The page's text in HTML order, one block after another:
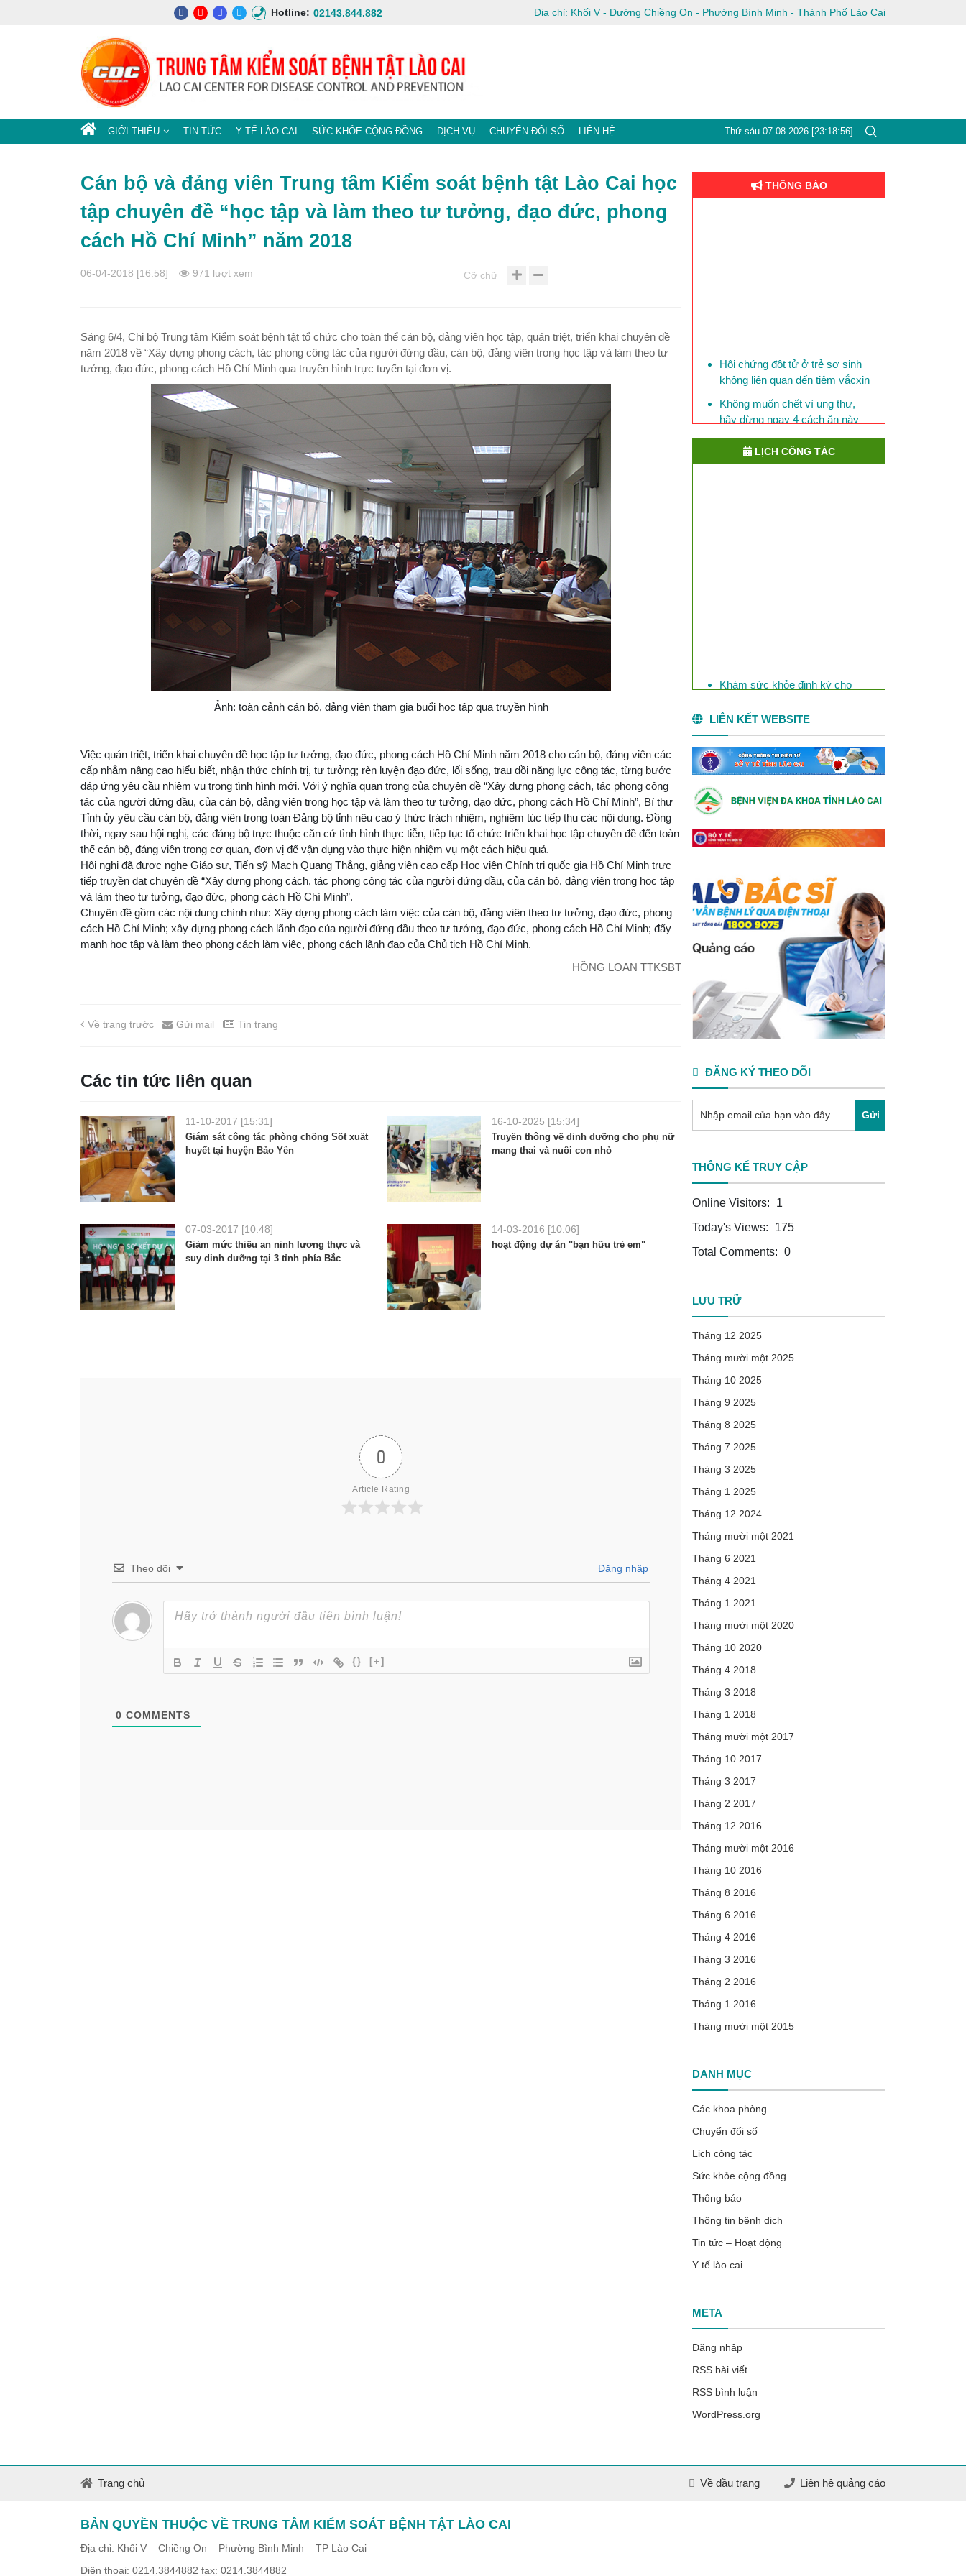
Hotline: 02143.844.882 Địa chỉ: Khối V - Đường Chiềng On - Phường Bình Minh - Thành Phố Lào Cai
GIỚI THIỆU TIN TỨC Y TẾ LÀO CAI SỨC KHỎE CỘNG ĐỒNG DỊCH VỤ CHUYỂN ĐỔI SỐ LIÊN HỆ Thứ sáu 07-08-2026 [23:18:57]
Cán bộ và đảng viên Trung tâm Kiểm soát bệnh tật Lào Cai học
tập chuyên đề “học tập và làm theo tư tưởng, đạo đức, phong
cách Hồ Chí Minh” năm 2018
06-04-2018 [16:58] 971 lượt xem Cỡ chữ
Sáng 6/4, Chi bộ Trung tâm Kiểm soát bệnh tật tổ chức cho toàn thể cán bộ, đảng viên học tập, quán triệt, triển khai chuyên đề
năm 2018 về “Xây dựng phong cách, tác phong công tác của người đứng đầu, cán bộ, đảng viên trong học tập và làm theo tư
tưởng, đạo đức, phong cách Hồ Chí Minh qua truyền hình trực tuyến tại đơn vị.
Ảnh: toàn cảnh cán bộ, đảng viên tham gia buổi học tập qua truyền hình
Việc quán triệt, triển khai chuyên đề học tập tư tưởng, đạo đức, phong cách Hồ Chí Minh năm 2018 cho cán bộ, đảng viên các
cấp nhằm nâng cao hiểu biết, nhận thức chính trị, tư tưởng; rèn luyện đạo đức, lối sống, trau dồi năng lực công tác, từng bước
đáp ứng yêu cầu nhiệm vụ trong tình hình mới. Với ý nghĩa quan trọng của chuyên đề “Xây dựng phong cách, tác phong công
tác của người đứng đầu, của cán bộ, đảng viên trong học tập và làm theo tư tưởng, đạo đức, phong cách Hồ Chí Minh”, Bí thư
Tỉnh ủy yêu cầu cán bộ, đảng viên trong toàn Đảng bộ tỉnh nêu cao ý thức trách nhiệm, nghiêm túc tiếp thu các nội dung. Đồng
thời, ngay sau hội nghị, các đảng bộ trực thuộc căn cứ tình hình thực tiễn, tiếp tục tổ chức triển khai học tập chuyên đề đến toàn
thể cán bộ, đảng viên trong cơ quan, đơn vị để vận dụng vào thực hiện nhiệm vụ một cách hiệu quả.
Hội nghị đã được nghe Giáo sư, Tiến sỹ Mạch Quang Thắng, giảng viên cao cấp Học viện Chính trị quốc gia Hồ Chí Minh trực
tiếp truyền đạt chuyên đề “Xây dựng phong cách, tác phong công tác của người đứng đầu, của cán bộ, đảng viên trong học tập
và làm theo tư tưởng, đạo đức, phong cách Hồ Chí Minh”.
Chuyên đề gồm các nội dung chính như: Xây dựng phong cách làm việc của cán bộ, đảng viên theo tư tưởng, đạo đức, phong
cách Hồ Chí Minh; xây dựng phong cách lãnh đạo của người đứng đầu theo tư tưởng, đạo đức, phong cách Hồ Chí Minh; đẩy
mạnh học tập và làm theo phong cách làm việc, phong cách lãnh đạo của Chủ tịch Hồ Chí Minh.
HỒNG LOAN TTKSBT
Về trang trước Gửi mail Tin trang
Các tin tức liên quan
11-10-2017 [15:31]
Giám sát công tác phòng chống Sốt xuất
huyết tại huyện Bảo Yên
16-10-2025 [15:34]
Truyền thông về dinh dưỡng cho phụ nữ
mang thai và nuôi con nhỏ
07-03-2017 [10:48]
Giảm mức thiếu an ninh lương thực và
suy dinh dưỡng tại 3 tỉnh phía Bắc
14-03-2016 [10:06]
hoạt động dự án "bạn hữu trẻ em"
0
Article Rating
Theo dõi Đăng nhập
{} [+]
0 COMMENTS
THÔNG BÁO
không liên quan đến tiêm vắcxin
Không muốn chết vì ung thư,
hãy dừng ngay 4 cách ăn này
chết vì bệnh đái tháo đường
Phòng bệnh lỵ ở trẻ em
LỊCH CÔNG TÁC
Khám sức khỏe định kỳ cho
Nam
LIÊN KẾT WEBSITE
ĐĂNG KÝ THEO DÕI
Gửi
THÔNG KẾ TRUY CẬP
Online Visitors:
1
Today's Views:
175
Total Comments:
0
LƯU TRỮ
Tháng 12 2025
Tháng mười một 2025
Tháng 10 2025
Tháng 9 2025
Tháng 8 2025
Tháng 7 2025
Tháng 3 2025
Tháng 1 2025
Tháng 12 2024
Tháng mười một 2021
Tháng 6 2021
Tháng 4 2021
Tháng 1 2021
Tháng mười một 2020
Tháng 10 2020
Tháng 4 2018
Tháng 3 2018
Tháng 1 2018
Tháng mười một 2017
Tháng 10 2017
Tháng 3 2017
Tháng 2 2017
Tháng 12 2016
Tháng mười một 2016
Tháng 10 2016
Tháng 8 2016
Tháng 6 2016
Tháng 4 2016
Tháng 3 2016
Tháng 2 2016
Tháng 1 2016
Tháng mười một 2015
DANH MỤC
Các khoa phòng
Chuyển đổi số
Lịch công tác
Sức khỏe cộng đồng
Thông báo
Thông tin bệnh dịch
Tin tức – Hoạt động
Y tế lào cai
META
Đăng nhập
RSS bài viết
RSS bình luận
WordPress.org
Trang chủ Về đầu trang Liên hệ quảng cáo
BẢN QUYỀN THUỘC VỀ TRUNG TÂM KIỂM SOÁT BỆNH TẬT LÀO CAI
Địa chỉ: Khối V – Chiềng On – Phường Bình Minh – TP Lào Cai
Điện thoại: 0214.3844882 fax: 0214.3844882